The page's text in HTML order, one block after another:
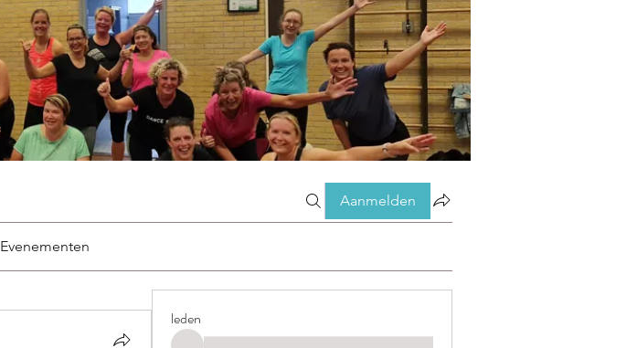
Aanmelden
Evenementen
leden